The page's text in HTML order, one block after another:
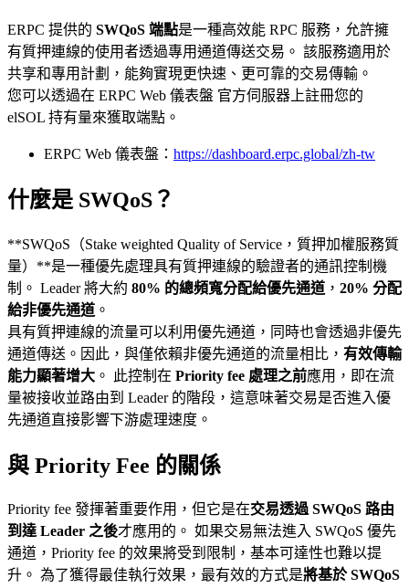
ERPC 提供的 SWQoS 端點是一種高效能 RPC 服務，允許擁
有質押連線的使用者透過專用通道傳送交易。 該服務適用於
共享和專用計劃，能夠實現更快速、更可靠的交易傳輸。
您可以透過在 ERPC Web 儀表盤 官方伺服器上註冊您的
elSOL 持有量來獲取端點。
ERPC Web 儀表盤： https://dashboard.erpc.global/zh-tw
什麼是 SWQoS？
**SWQoS（Stake weighted Quality of Service，質押加權服務質
量）**是一種優先處理具有質押連線的驗證者的通訊控制機
制。 Leader 將大約 80% 的總頻寬分配給優先通道 ， 20% 分配
給非優先通道 。
具有質押連線的流量可以利用優先通道，同時也會透過非優先
通道傳送。因此，與僅依賴非優先通道的流量相比， 有效傳輸
能力顯著增大 。 此控制在 Priority fee 處理之前應用，即在流
量被接收並路由到 Leader 的階段，這意味著交易是否進入優
先通道直接影響下游處理速度。
與 Priority Fee 的關係
Priority fee 發揮著重要作用，但它是在交易透過 SWQoS 路由
到達 Leader 之後才應用的。 如果交易無法進入 SWQoS 優先
通道，Priority fee 的效果將受到限制，基本可達性也難以提
升。 為了獲得最佳執行效果，最有效的方式是將基於 SWQoS